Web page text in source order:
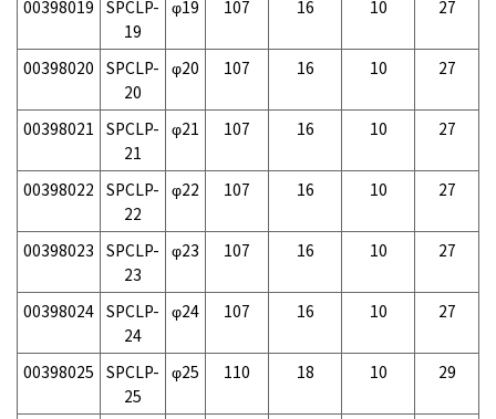
00398019 SPCLP-
19
φ19 107 16 10 27
00398020 SPCLP-
20
φ20 107 16 10 27
00398021 SPCLP-
21
φ21 107 16 10 27
00398022 SPCLP-
22
φ22 107 16 10 27
00398023 SPCLP-
23
φ23 107 16 10 27
00398024 SPCLP-
24
φ24 107 16 10 27
00398025 SPCLP-
25
φ25 110 18 10 29